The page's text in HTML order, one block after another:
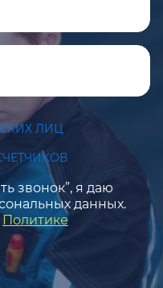
ЛИЦ
звонок”, я даю
данных.
Политике